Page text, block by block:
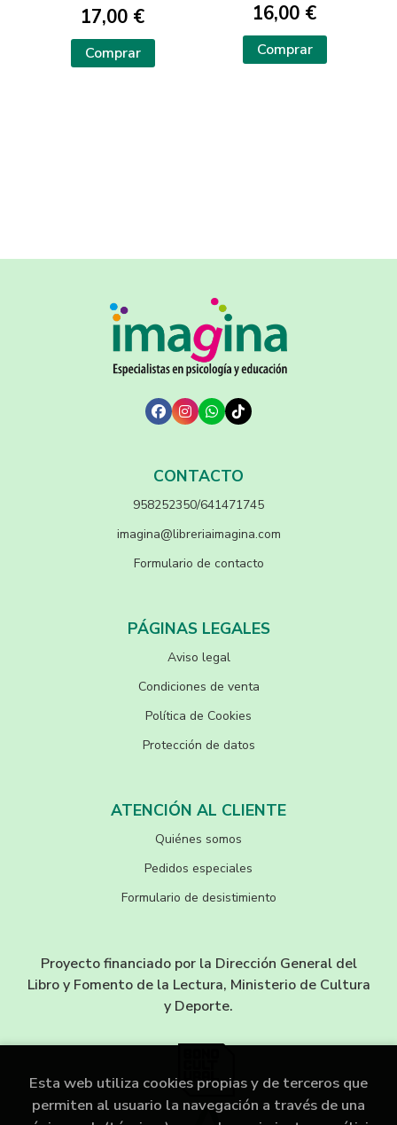
17,00 €
Comprar
16,00 €
Comprar
CONTACTO
958252350/641471745
imagina@libreriaimagina.com
Formulario de contacto
PÁGINAS LEGALES
Aviso legal
Condiciones de venta
Política de Cookies
Protección de datos
ATENCIÓN AL CLIENTE
Quiénes somos
Pedidos especiales
Formulario de desistimiento
Proyecto financiado por la Dirección General del
Libro y Fomento de la Lectura, Ministerio de Cultura
y Deporte.
Esta web utiliza cookies propias y de terceros que
permiten al usuario la navegación a través de una